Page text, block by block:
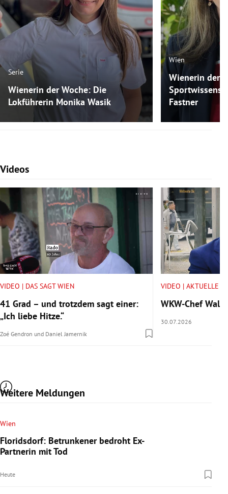
Serie
Wienerin der Woche: Die
Lokführerin Monika Wasik
Wien
Wienerin der
Fastner
Videos
Slide 1 von 7
VIDEO | DAS SAGT WIEN
41 Grad – und trotzdem sagt einer:
„Ich liebe Hitze.“
Zoé Gendron und Daniel Jamernik
VIDEO | AKTUELLE
WKW-Chef
30.07.2026
Weitere Meldungen
Wien
Floridsdorf: Betrunkener bedroht Ex-
Partnerin mit Tod
Heute